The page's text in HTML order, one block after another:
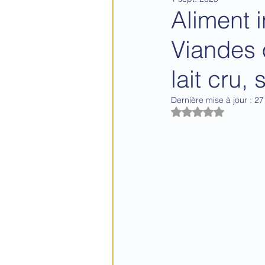
actualités allaitement
pleurs sommeil
diversification
Aliment
Viandes
lait cru,
Dernière mise à jour :
Noté NaN étoiles